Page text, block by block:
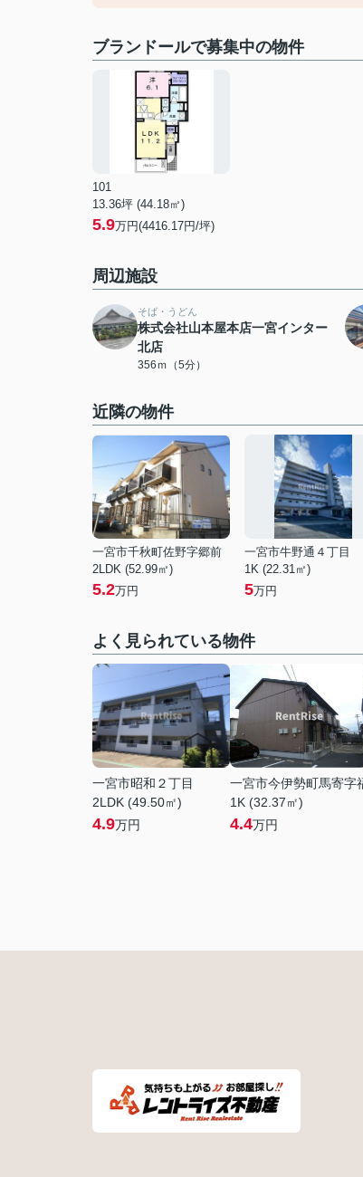
ブランドールで募集中の物件
101
13.36坪 (44.18㎡)
5.9万円(4416.17円/坪)
周辺施設
そば・うどん
株式会社山本屋本店一宮インター
北店
356ｍ（5分）
近隣の物件
一宮市千秋町佐野字郷前
2LDK (52.99㎡)
5.2万円
一宮市牛野通４丁目
1K (22.31㎡)
5万円
よく見られている物件
一宮市昭和２丁目
2LDK (49.50㎡)
4.9万円
一宮市今伊勢町馬寄字
1K (32.37㎡)
4.4万円